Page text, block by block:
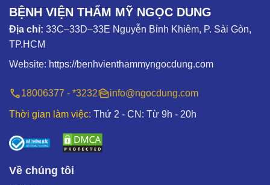
BỆNH VIỆN THẨM MỸ NGỌC DUNG
Địa chỉ: 33C–33D–33E Nguyễn Bỉnh Khiêm, P. Sài Gòn,
TP.HCM
Website: https://benhvienthammyngocdung.com
18006377 - *3232 info@ngocdung.com
Thời gian làm việc: Thứ 2 - CN: Từ 9h - 20h
Về chúng tôi